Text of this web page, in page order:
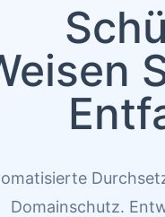
Domainschutz.